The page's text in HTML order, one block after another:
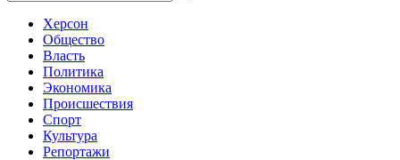
Херсон
Общество
Власть
Политика
Экономика
Происшествия
Спорт
Культура
Репортажи